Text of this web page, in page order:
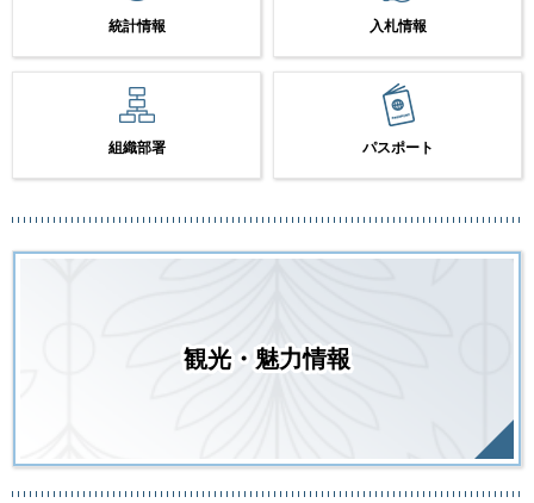
統計情報 入札情報
組織部署 パスポート
観光・魅力情報